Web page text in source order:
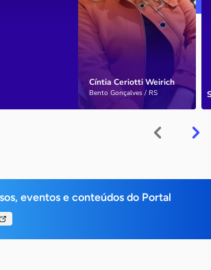
Cíntia Ceriotti Weirich
Bento Gonçalves / RS
eventos e conteúdos do Portal